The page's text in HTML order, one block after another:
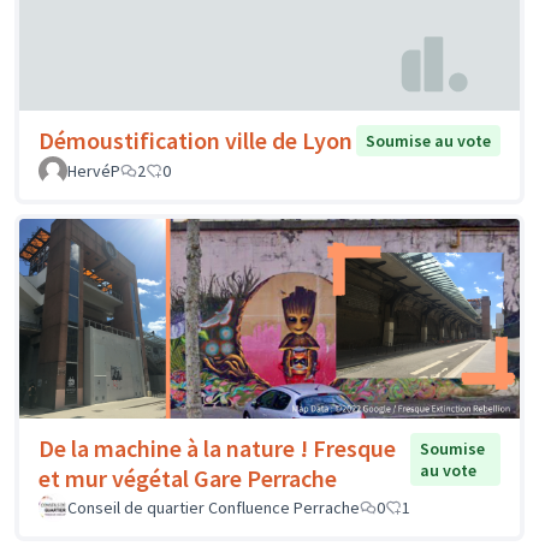
Démoustification ville de Lyon
Soumise au vote
HervéP
2 0
De la machine à la nature ! Fresque
et mur végétal Gare Perrache
Soumise
au vote
Conseil de quartier Confluence Perrache
0 1